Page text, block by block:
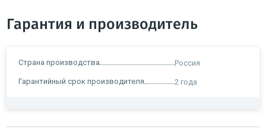
Гарантия и производитель
Страна производства Россия
Гарантийный срок производителя 2 года